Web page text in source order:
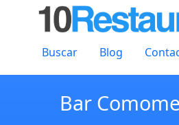
Buscar Blog
Bar